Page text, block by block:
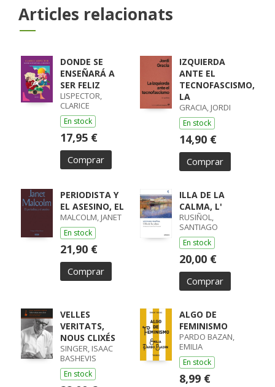
Articles relacionats
DONDE SE
ENSEÑARÁ A
SER FELIZ
LISPECTOR,
CLARICE
En stock
17,95 €
Comprar
IZQUIERDA
ANTE EL
TECNOFASCISMO,
LA
GRACIA, JORDI
En stock
14,90 €
Comprar
PERIODISTA Y
EL ASESINO, EL
MALCOLM, JANET
En stock
21,90 €
Comprar
ILLA DE LA
CALMA, L'
RUSIÑOL,
SANTIAGO
En stock
20,00 €
Comprar
VELLES
VERITATS,
NOUS CLIXÉS
SINGER, ISAAC
BASHEVIS
En stock
ALGO DE
FEMINISMO
PARDO BAZAN,
EMILIA
En stock
8,99 €